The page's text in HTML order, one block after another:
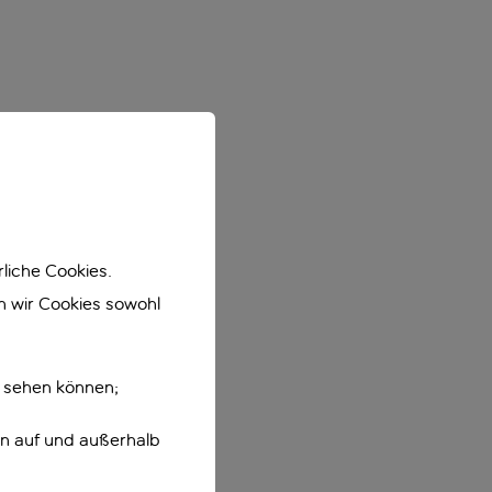
Cookies.
wir Cookies sowohl
können;
auf und außerhalb